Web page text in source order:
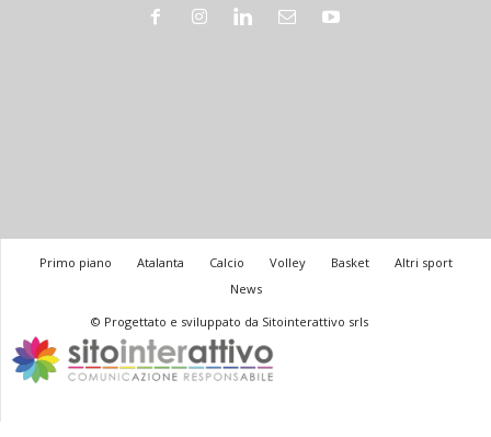
Primo piano Atalanta Calcio Volley Basket
Altri sport
News
© Progettato e sviluppato da Sitointerattivo srls